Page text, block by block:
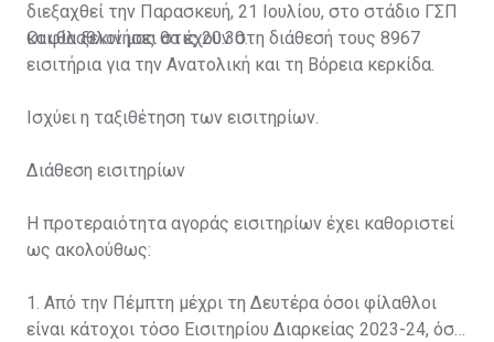
διεξαχθεί την Παρασκευή, 21 Ιουλίου, στο στάδιο ΓΣΠ
και θα ξεκινήσει στις 20:30.
Οι φίλαθλοί μας θα έχουν στη διάθεσή τους 8967
εισιτήρια για την Ανατολική και τη Βόρεια κερκίδα.
Ισχύει η ταξιθέτηση των εισιτηρίων.
Διάθεση εισιτηρίων
Η προτεραιότητα αγοράς εισιτηρίων έχει καθοριστεί
ως ακολούθως:
1. Από την Πέμπτη μέχρι τη Δευτέρα όσοι φίλαθλοι
είναι κάτοχοι τόσο Εισιτηρίου Διαρκείας 2023-24, όσο